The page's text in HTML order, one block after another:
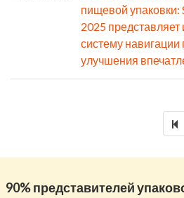
пищевой
2025
систему навигации
улучшения
90% представителей